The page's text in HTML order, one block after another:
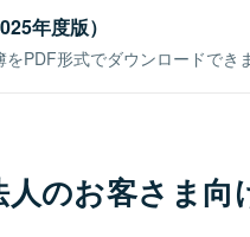
年度版）
PDF形式でダウンロードでき
のお客さま向